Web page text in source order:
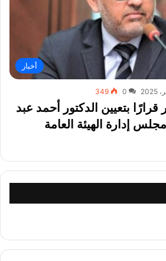
أخبار
0
349
بتعيين الدكتور أحمد عبد
مجلس إدارة الهيئة العامة